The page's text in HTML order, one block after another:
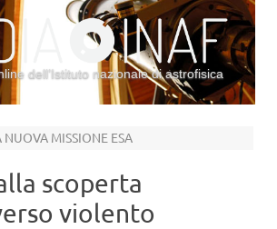
dell’Istituto nazionale di astrofisica
NUOVA MISSIONE ESA
scoperta
violento